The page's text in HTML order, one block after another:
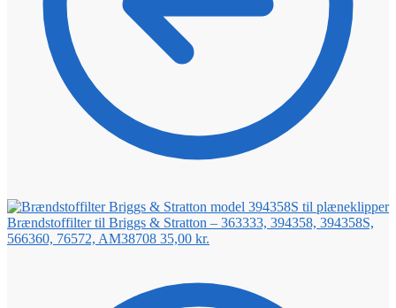
Brændstoffilter til Briggs & Stratton – 363333, 394358, 394358S,
566360, 76572, AM38708 35,00 kr.